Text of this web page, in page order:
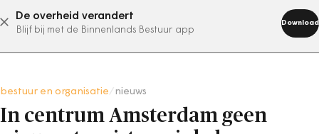
De overheid verandert
Blijf bij met de Binnenlands Bestuur app
Download
abonneer nu
bestuur en organisatie nieuws
In centrum Amsterdam geen